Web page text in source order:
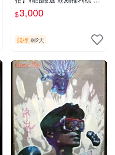
本動漫大師 車田正美簽名照
片《聖鬥士星矢》！ 特惠起
$3,000
競標 剩2天